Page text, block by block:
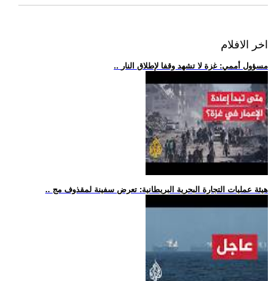
اخر الافلام
.. مسؤول أممي: غزة لا تشهد وقفا لإطلاق النار
.. هيئة عمليات التجارة البحرية البريطانية: تعرض سفينة لمقذوف مج